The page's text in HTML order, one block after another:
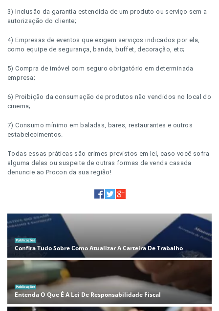
3) Inclusão da garantia estendida de um produto ou serviço sem a
autorização do cliente;
4) Empresas de eventos que exigem serviços indicados por ela,
como equipe de segurança, banda, buffet, decoração, etc;
5) Compra de imóvel com seguro obrigatório em determinada
empresa;
6) Proibição da consumação de produtos não vendidos no local do
cinema;
7) Consumo mínimo em baladas, bares, restaurantes e outros
estabelecimentos.
Todas essas práticas são crimes previstos em lei, caso você sofra
alguma delas ou suspeite de outras formas de venda casada
denuncie ao Procon da sua região!
Publicações
Confira Tudo Sobre Como Atualizar A Carteira De Trabalho
Publicações
Entenda O Que É A Lei De Responsabilidade Fiscal